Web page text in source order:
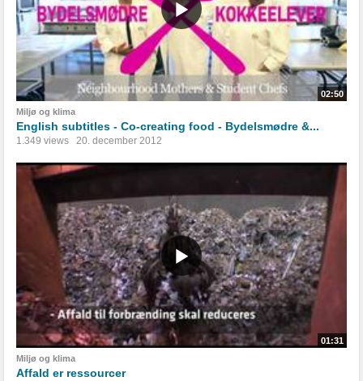
02:50
Miljø og klima
English subtitles - Co-creating food - Bydelsmødre &...
1.349 views 20. december 2012
01:31
Miljø og klima
Affald er ressourcer